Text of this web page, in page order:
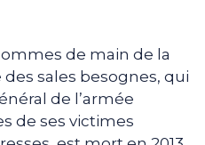
de main de la
sales besognes, qui
de l’armée
de ses victimes